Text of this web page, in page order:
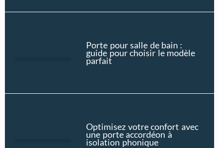
Porte pour salle de bain :
guide pour choisir le modèle
parfait
Optimisez votre confort avec
une porte accordéon à
isolation phonique